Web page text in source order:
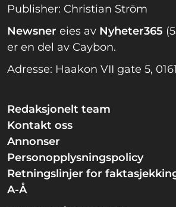
Publisher: Christian Ström
Newsner eies av Nyheter365
er en del av Caybon.
Adresse: Haakon VII gate 5,
Redaksjonelt team
Kontakt oss
Annonser
Personopplysningspolicy
Retningslinjer for
A-Å